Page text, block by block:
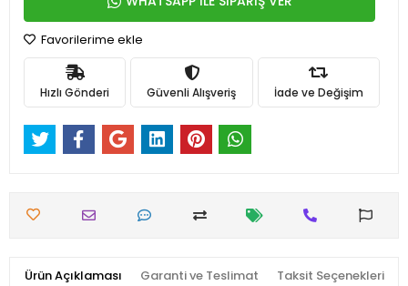
Favorilerime ekle
Hızlı Gönderi Güvenli Alışveriş İade ve Değişim
Ürün Açıklaması Garanti ve Teslimat Taksit Seçenekleri